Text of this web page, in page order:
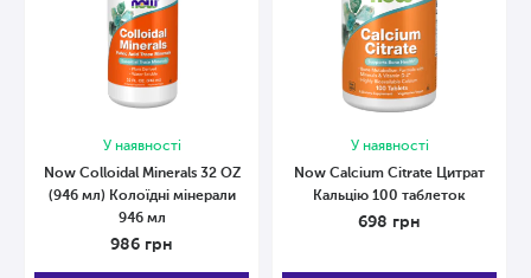
У наявності
Now Colloidal Minerals 32 OZ
(946 мл) Колоїдні мінерали
946 мл
986 грн
У наявності
Now Calcium Citrate Цитрат
Кальцію 100 таблеток
698 грн